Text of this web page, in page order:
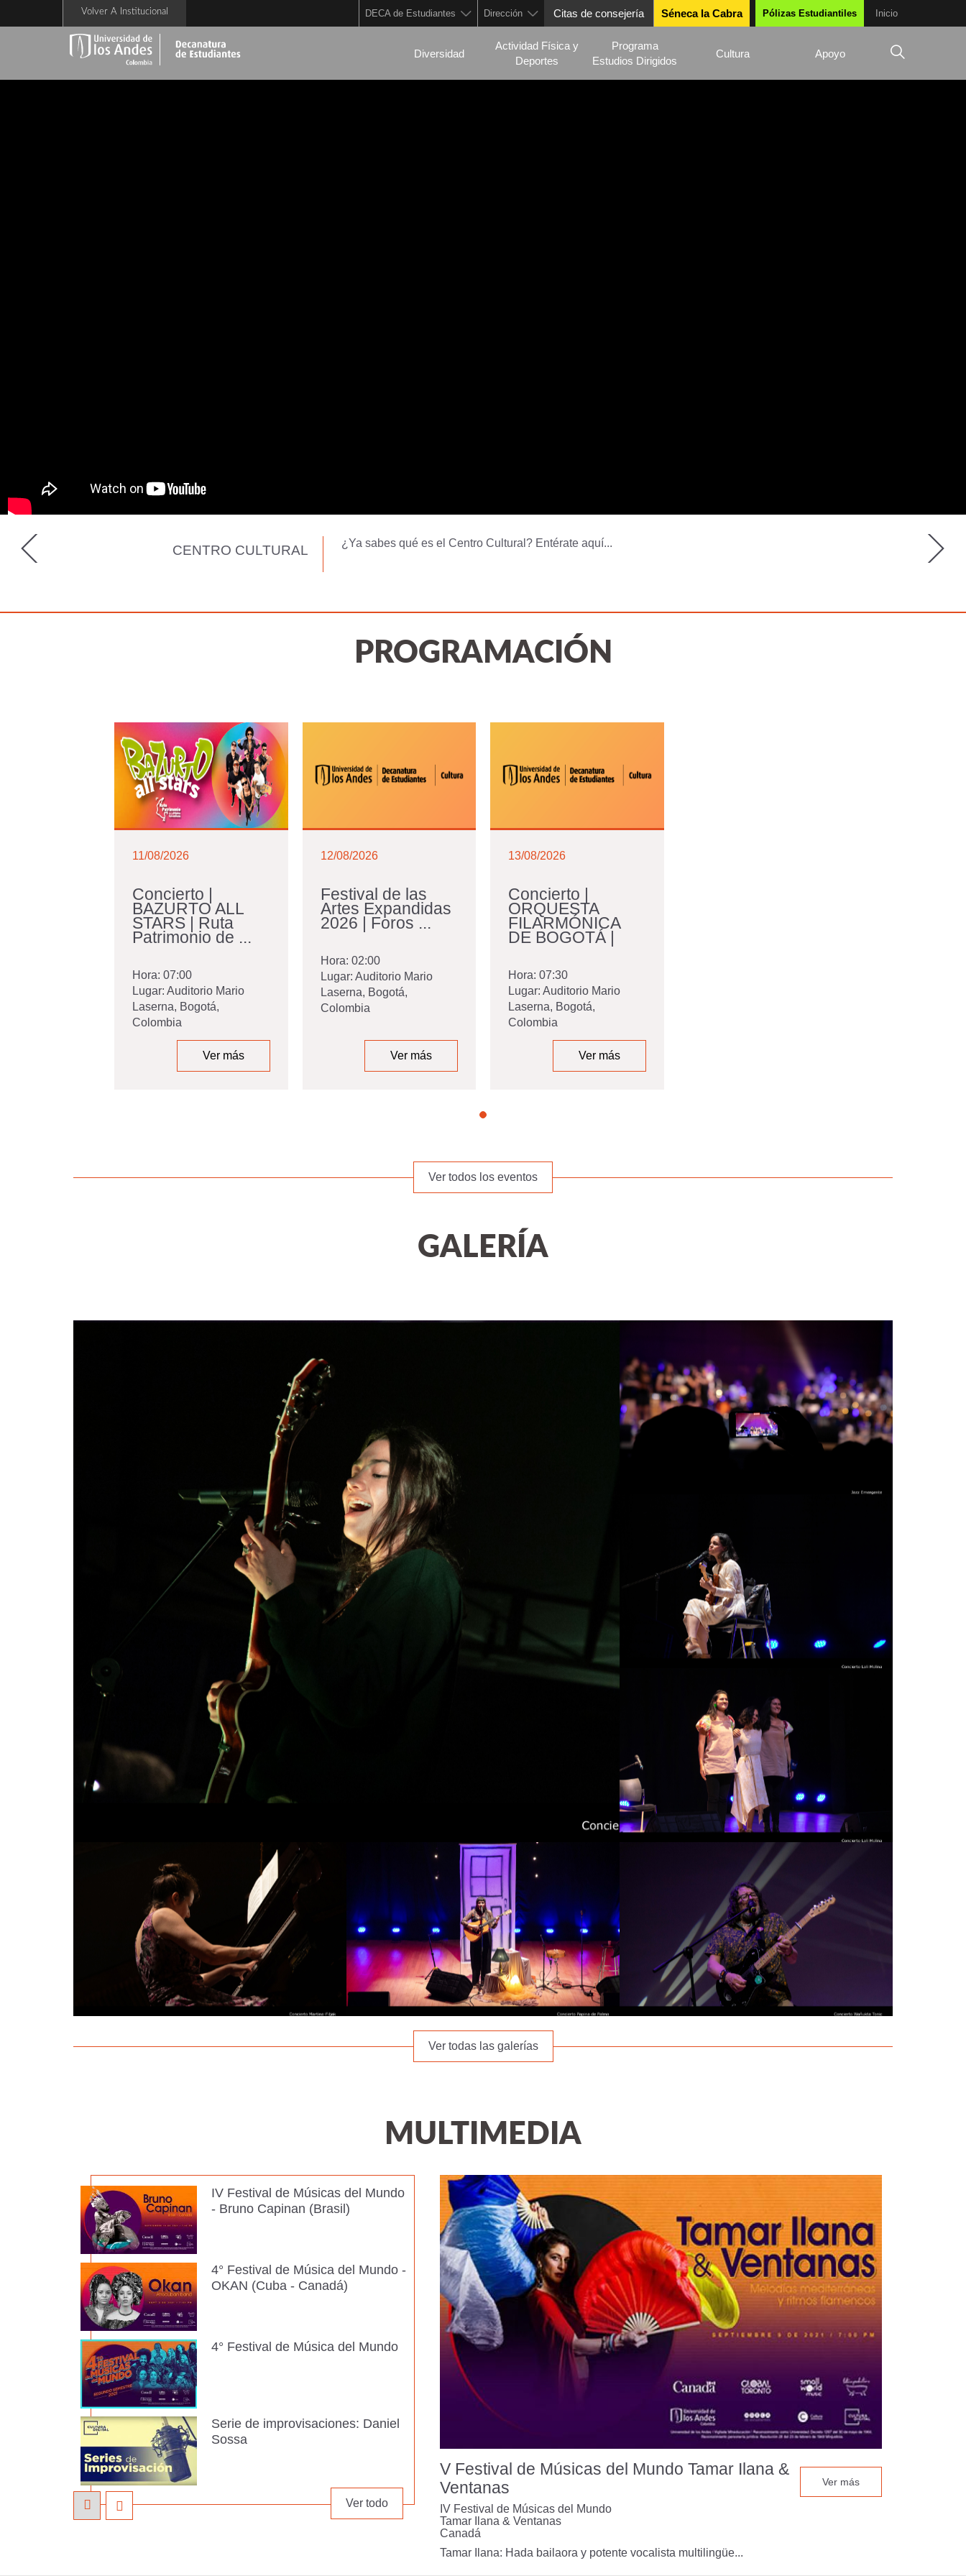
DECA de Estudiantes Dirección Citas de consejería Séneca la Cabra Pólizas Estudiantiles Inicio
Volver A Institucional
Diversidad
Actividad Física y
Deportes
Programa
Estudios Dirigidos
Cultura Apoyo
CENTRO CULTURAL ¿Ya sabes qué es el Centro Cultural? Entérate aquí...
PROGRAMACIÓN
11/08/2026
Concierto |
BAZURTO ALL
STARS | Ruta
Patrimonio de ...
Hora: 07:00
Lugar: Auditorio Mario
Laserna, Bogotá,
Colombia
Ver más
12/08/2026
Festival de las
Artes Expandidas
2026 | Foros ...
Hora: 02:00
Lugar: Auditorio Mario
Laserna, Bogotá,
Colombia
Ver más
13/08/2026
Concierto |
ORQUESTA
FILARMÓNICA
DE BOGOTÁ |
Hora: 07:30
Lugar: Auditorio Mario
Laserna, Bogotá,
Colombia
Ver más
Ver todos los eventos
GALERÍA
Ver todas las galerías
MULTIMEDIA
IV Festival de Músicas del Mundo
- Bruno Capinan (Brasil)
4° Festival de Música del Mundo -
OKAN (Cuba - Canadá)
4° Festival de Música del Mundo
Serie de improvisaciones: Daniel
Sossa
Beatriz Batista (Cuba), piano y
Leonardo Federico Hoyos
Ver todo
V Festival de Músicas del Mundo Tamar Ilana &
Ventanas
IV Festival de Músicas del Mundo
Tamar Ilana & Ventanas
Canadá
Tamar Ilana: Hada bailaora y potente vocalista multilingüe...
Ver más